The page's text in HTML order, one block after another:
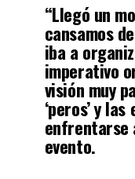
“Llegó un
cansamos
iba a
imperativo
visión muy
‘peros’ y
evento.